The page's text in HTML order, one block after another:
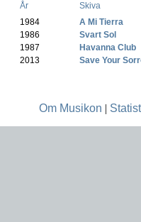
År
Skiva
1984
A Mi Tierra
1986
Svart Sol
1987
Havanna Club
2013 Save Your
Om Musikon |